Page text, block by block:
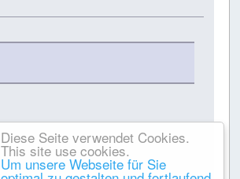
Diese Seite verwendet Cookies.
This site use cookies.
Um unsere Webseite für Sie